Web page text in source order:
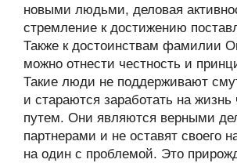
новыми людьми, деловая
стремление к достижению
Также к достоинствам фамилии
можно отнести честность и
Такие люди не поддерживают
и стараются заработать на
путем. Они являются верными
партнерами и не оставят своего
на один с проблемой. Это